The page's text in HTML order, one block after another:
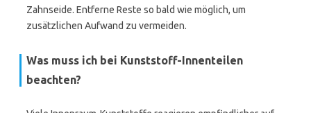
Zahnseide. Entferne Reste so bald wie möglich, um
zusätzlichen Aufwand zu vermeiden.
Was muss ich bei Kunststoff-Innenteilen
beachten?